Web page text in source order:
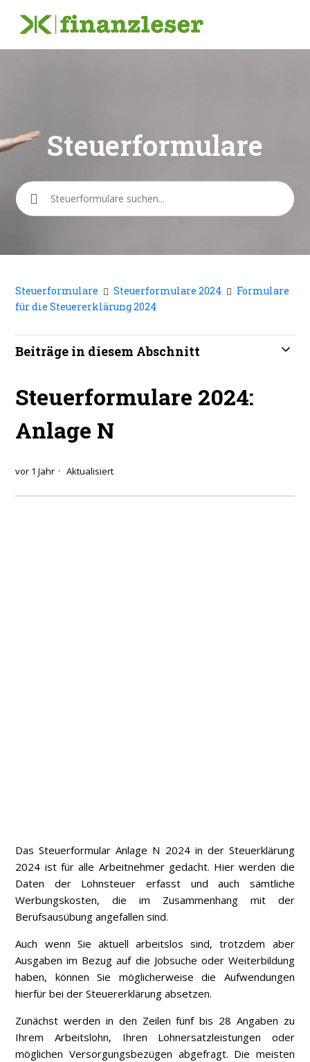
Steuerformulare
Suche
Steuerformulare Steuerformulare 2024
Formulare
für die Steuererklärung 2024
Beiträge in diesem Abschnitt
Steuerformulare 2024:
Anlage N
vor 1 Jahr Aktualisiert
Das Steuerformular Anlage N 2024 in der Steuerklärung
2024 ist für alle Arbeitnehmer gedacht. Hier werden die
Daten der Lohnsteuer erfasst und auch sämtliche
Werbungskosten, die im Zusammenhang mit der
Berufsausübung angefallen sind.
Auch wenn Sie aktuell arbeitslos sind, trotzdem aber
Ausgaben im Bezug auf die Jobsuche oder Weiterbildung
haben, können Sie möglicherweise die Aufwendungen
hierfür bei der Steuererklärung absetzen.
Zunächst werden in den Zeilen fünf bis 28 Angaben zu
Ihrem Arbeitslohn, Ihren Lohnersatzleistungen oder
möglichen Versorgungsbezügen abgefragt. Die meisten